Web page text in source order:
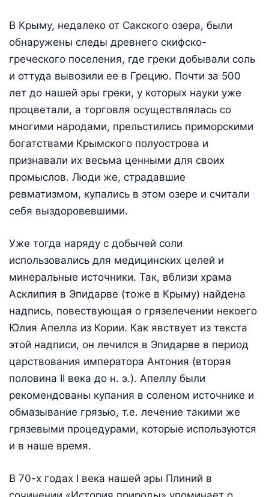
В Крыму, недалеко от Сакского озера, были
обнаружены следы древнего скифско-
греческого поселения, где греки добывали соль
и оттуда вывозили ее в Грецию. Почти за 500
лет до нашей эры греки, у которых науки уже
процветали, а торговля осуществлялась со
многими народами, прельстились приморскими
богатствами Крымского полуострова и
признавали их весьма ценными для своих
промыслов. Люди же, страдавшие
ревматизмом, купались в этом озере и считали
себя выздоровевшими.
Уже тогда наряду с добычей соли
использовались для медицинских целей и
минеральные источники. Так, вблизи храма
Асклипия в Эпидарве (тоже в Крыму) найдена
надпись, повествующая о грязелечении некоего
Юлия Апелла из Кории. Как явствует из текста
этой надписи, он лечился в Эпидарве в период
царствования императора Антония (вторая
половина II века до н. э.). Апеллу были
рекомендованы купания в соленом источнике и
обмазывание грязью, т.е. лечение такими же
грязевыми процедурами, которые используются
и в наше время.
В 70-х годах I века нашей эры Плиний в